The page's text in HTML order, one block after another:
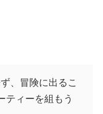
、冒険に出るこ
ティーを組もう